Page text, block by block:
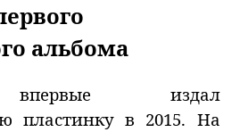
альбома
издал
пластинку в 2015. На